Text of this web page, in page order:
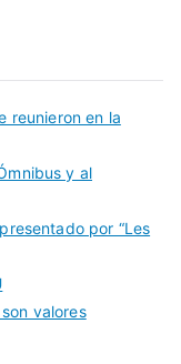
reunieron en la
y al
por “Les
valores